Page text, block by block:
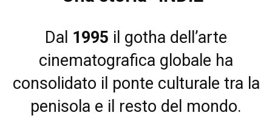
Dal 1995 il gotha dell’arte
cinematografica globale ha
consolidato il ponte culturale tra la
penisola e il resto del mondo.